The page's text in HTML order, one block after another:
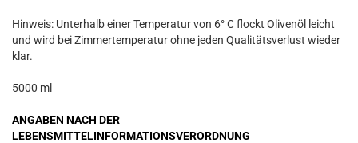
Hinweis: Unterhalb einer Temperatur von 6° C flockt Olivenöl leicht
und wird bei Zimmertemperatur ohne jeden Qualitätsverlust wieder
klar.
5000 ml
ANGABEN NACH DER
LEBENSMITTELINFORMATIONSVERORDNUNG